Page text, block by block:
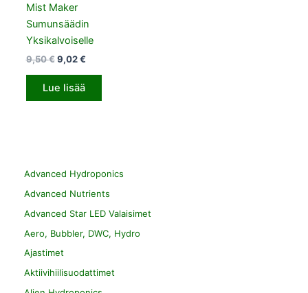
Advanced Hydroponics
Advanced Nutrients
Advanced Star LED Valaisimet
Aero, Bubbler, DWC, Hydro
Ajastimet
Aktiivihiilisuodattimet
Mist Maker
Sumunsäädin
Yksikalvoiselle
9,50€ 9,02€
Lue lisää